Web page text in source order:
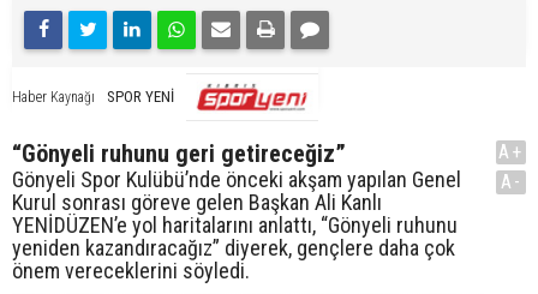
Haber Kaynağı SPOR YENİ
“Gönyeli ruhunu geri getireceğiz”
Gönyeli Spor Kulübü’nde önceki akşam yapılan Genel
Kurul sonrası göreve gelen Başkan Ali Kanlı
YENİDÜZEN’e yol haritalarını anlattı, “Gönyeli ruhunu
yeniden kazandıracağız” diyerek, gençlere daha çok
önem vereceklerini söyledi.
A+
A-